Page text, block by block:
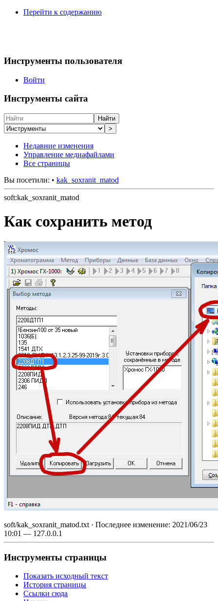
Перейти к содержанию
Инструменты пользователя
Войти
Инструменты сайта
Найти
>
Недавние изменения
Управление медиафайлами
Все страницы
Вы посетили: • kak_soxranit_matod
soft:kak_soxranit_matod
Как сохранить метод
soft/kak_soxranit_matod.txt · Последнее изменение: 2021/06/23
10:01 — 127.0.0.1
Инструменты страницы
Показать исходный текст
История страницы
Ссылки сюда